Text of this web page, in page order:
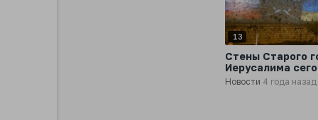
13
Стены Старого
Иерусалима
были освещены
флагами России,
Новости 4 года назад